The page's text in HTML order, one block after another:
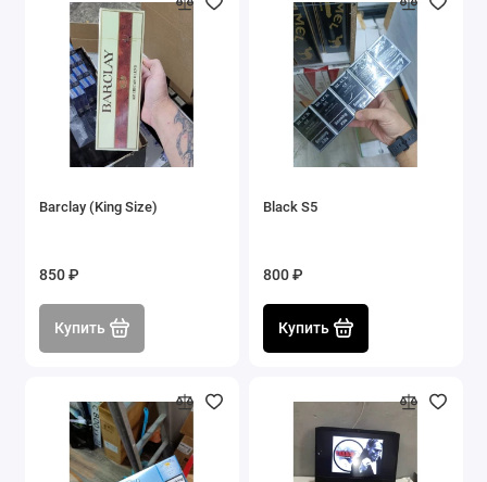
Barclay (King Size)
850 ₽
Купить
Black S5
800 ₽
Купить